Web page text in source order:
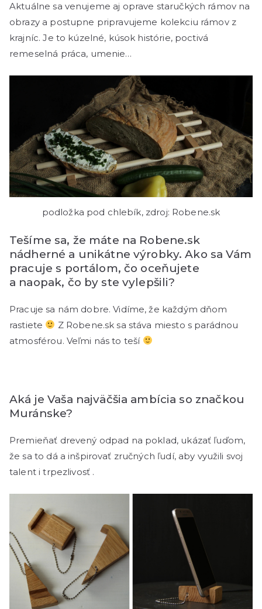
Aktuálne sa venujeme aj oprave staručkých rámov na
obrazy a postupne pripravujeme kolekciu rámov z
krajníc. Je to kúzelné, kúsok histórie, poctivá
remeselná práca, umenie…
podložka pod chlebík, zdroj: Robene.sk
Tešíme sa, že máte na Robene.sk
nádherné a unikátne výrobky. Ako sa Vám
pracuje s portálom, čo oceňujete
a naopak, čo by ste vylepšili?
Pracuje sa nám dobre. Vidíme, že každým dňom
rastiete
Z Robene.sk sa stáva miesto s parádnou
atmosférou. Veľmi nás to teší
Aká je Vaša najväčšia ambícia so značkou
Muránske?
Premieňať drevený odpad na poklad, ukázať ľuďom,
že sa to dá a inšpirovať zručných ľudí, aby využili svoj
talent i trpezlivosť .